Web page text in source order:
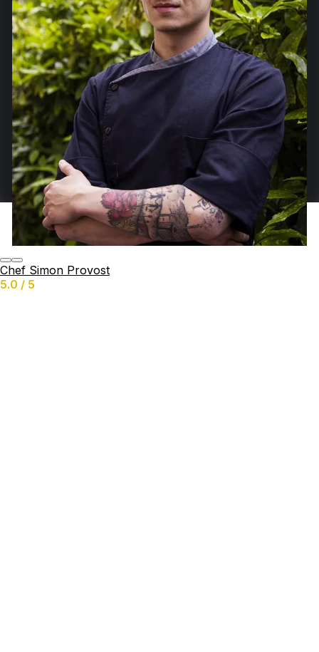
Chef Simon Provost
5.0 / 5